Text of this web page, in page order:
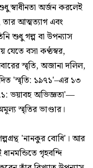
স্বাধীনতা অর্জন করলেই
তার আত্মত্যাগ এবং
শুধু গল্প বা উপন্যাস
যেতে বসা কণ্ঠস্বর,
স্মৃতি, অজানা দলিল,
'স্মৃতি: ১৯৭১'–এর ১৩
ভয়াবহ অভিজ্ঞতা'—
স্মৃতির ভাণ্ডার।
'নানকুর বোধি'। আর
গৃহবন্দি